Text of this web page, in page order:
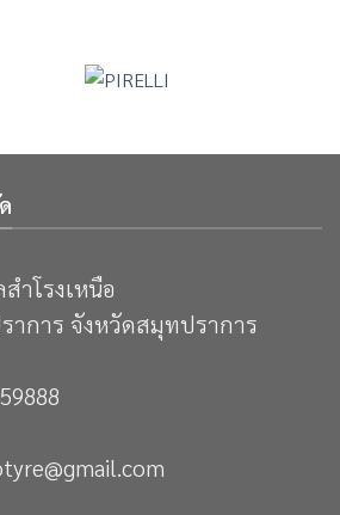
ำโรงเหนือ
าการ จังหวัดสมุทปราการ